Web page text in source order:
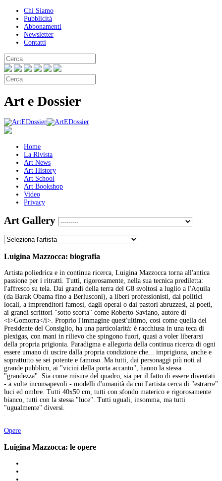
Chi Siamo
Pubblicità
Abbonamenti
Newsletter
Contatti
Art e Dossier
Home
La Rivista
Art News
Art History
Art School
Art Bookshop
Video
Privacy
Art Gallery
Luigina Mazzocca: biografia
Artista poliedrica e in continua ricerca, Luigina Mazzocca torna all'antica
passione per i ritratti. Tutti, rigorosamente, nella sua tecnica prediletta:
l'affresco su tela. Dai grandi della terra del G8 svoltosi a luglio a l'Aquila
(da Barak Obama fino a Berlusconi), a liberi professionisti, dai politici
locali, a imprenditori famosi, dagli operai o dai pastori abruzzesi, ai poeti,
ai grandi scrittori "sotto scorta" come Roberto Saviano, autore di
<i>Gomorra</i>. Proprio l'immagine quest'ultimo, così come quella del
Presidente del Consiglio, ha una particolarità: è racchiusa in una teca di
plexigas, con mani in rilievo che spingono fuori, quasi a voler liberarsi
della propria prigionia. Paradigma e allegoria della continua ricerca di ogni
essere umano di uscire dalla propria condizione che... imprigiona, anche e
soprattutto se sei potente e famoso. Ma tutti, dai personaggi più noti al
grande pubblico, ai "vicini della porta accanto", hanno la stessa
"grandezza". Sia come misure del quadro, sia per il fatto di essere diventati
- a volte inconsapevoli - modelli d'umanità da cui l'artista cerca di "estrarre"
luci ed ombre. Tutti 40x50 cm, tutti con sfondo materico e rigorosamente
bianco, tutti con la stessa "luce". Tutti uguali, insomma, ma tutti
"ugualmente" diversi.
Opere
Luigina Mazzocca: le opere